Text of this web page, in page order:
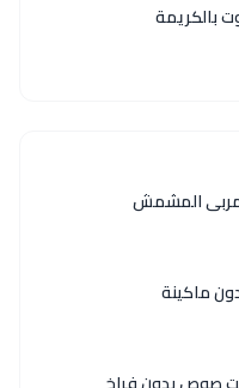
بالكريمة
المشمش
ماكينة